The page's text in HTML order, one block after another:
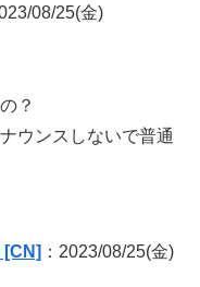
08/25(金)
？
ウンスしないで普通
[CN] ：2023/08/25(金)